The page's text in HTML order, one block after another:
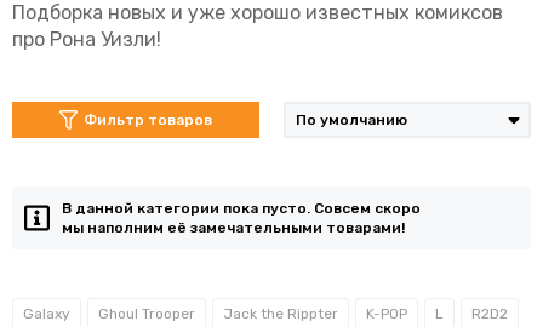
Подборка новых и уже хорошо известных комиксов
про Рона Уизли!
Фильтр товаров
В данной категории пока пусто. Совсем скоро
мы наполним её замечательными товарами!
Galaxy Ghoul Trooper Jack the Rippter K-POP L R2D2